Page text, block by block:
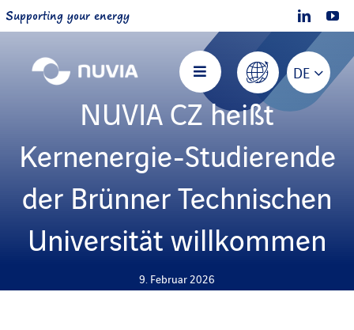
Skip
to
Supporting your energy
Toggle
Navigation
Nuvia Startseite
Angebote
DE
NUVIA CZ heißt
Kernenergie-Studierende
der Brünner Technischen
Universität willkommen
9. Februar 2026